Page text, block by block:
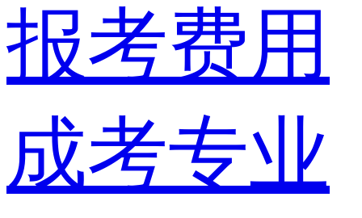
报考费用
成考专业